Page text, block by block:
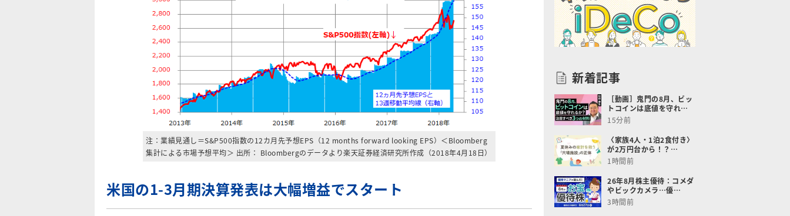
注：業績見通し＝S&P500指数の12カ月先予想EPS（12 months forward looking EPS）＜Bloomberg
集計による市場予想平均＞ 出所： Bloombergのデータより楽天証券経済研究所作成（2018年4月18日）
米国の1-3月期決算発表は大幅増益でスタート
新着記事
［動画］鬼門の8月、ビッ
トコインは底値を守れ…
15分前
〈家族4人・1泊2食付き〉
が2万円台から！？…
1時間前
26年8月株主優待：コメダ
やビックカメラ…優…
3時間前